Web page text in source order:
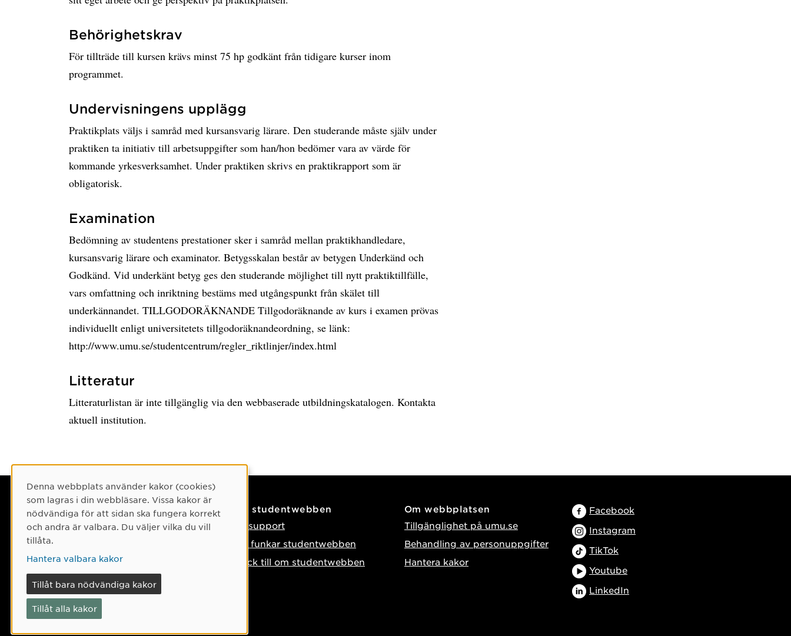
Behörighetskrav
För tillträde till kursen krävs minst 75 hp godkänt från tidigare kurser inom
programmet.
Undervisningens upplägg
Praktikplats väljs i samråd med kursansvarig lärare. Den studerande måste själv under
praktiken ta initiativ till arbetsuppgifter som han/hon bedömer vara av värde för
kommande yrkesverksamhet. Under praktiken skrivs en praktikrapport som är
obligatorisk.
Examination
Bedömning av studentens prestationer sker i samråd mellan praktikhandledare,
kursansvarig lärare och examinator. Betygsskalan består av betygen Underkänd och
Godkänd. Vid underkänt betyg ges den studerande möjlighet till nytt praktiktillfälle,
vars omfattning och inriktning bestäms med utgångspunkt från skälet till
underkännandet. TILLGODORÄKNANDE Tillgodoräknande av kurs i examen prövas
individuellt enligt universitetets tillgodoräknandeordning, se länk:
http://www.umu.se/studentcentrum/regler_riktlinjer/index.html
Litteratur
Litteraturlistan är inte tillgänglig via den webbaserade utbildningskatalogen. Kontakta
aktuell institution.
Kontaktuppgifter
Kontakta oss
Hitta till oss
Om något händer
På studentwebben
IT-support
Så funkar studentwebben
Tyck till om studentwebben
Om webbplatsen
Tillgänglighet på umu.se
Behandling av personuppgifter
Hantera kakor
Facebook
Instagram
TikTok
Youtube
LinkedIn
Cookie-samtycke
Denna webbplats använder kakor (cookies)
som lagras i din webbläsare. Vissa kakor är
nödvändiga för att sidan ska fungera korrekt
och andra är valbara. Du väljer vilka du vill
tillåta.
Hantera valbara kakor
Tillåt bara nödvändiga kakor
Tillåt alla kakor